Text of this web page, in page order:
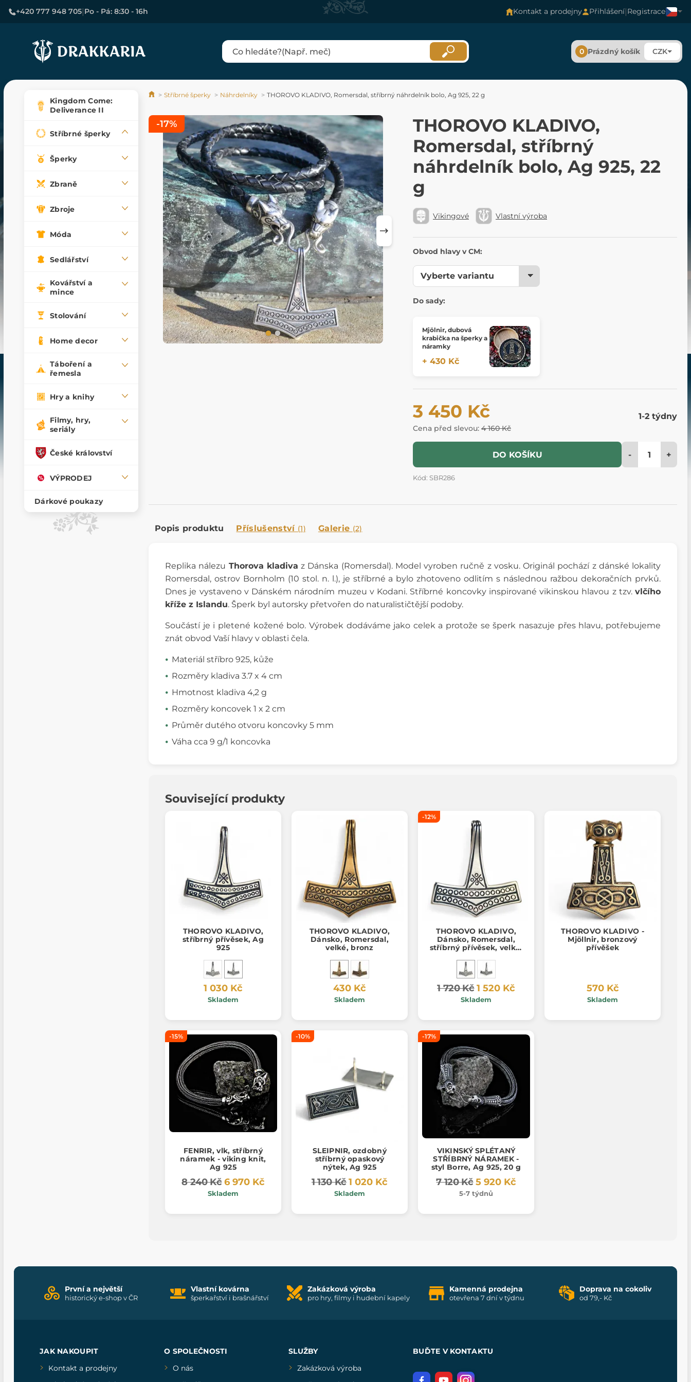
+420 777 948 705|Po - Pá: 8:30 - 16h Kontakt a prodejny Přihlášení|Registrace
0 Prázdný košík CZK
Kingdom Come:
Deliverance II
Stříbrné šperky
Šperky
Zbraně
Zbroje
Móda
Sedlářství
Kovářství a
mince
Stolování
Home decor
Táboření a
řemesla
Hry a knihy
Filmy, hry,
seriály
České království
VÝPRODEJ
Dárkové poukazy
Stříbrné šperky Náhrdelníky THOROVO KLADIVO, Romersdal, stříbrný náhrdelník bolo, Ag 925, 22 g
THOROVO KLADIVO,
Romersdal, stříbrný
náhrdelník bolo, Ag 925, 22
g
Vikingové Vlastní výroba
Obvod hlavy v CM:
Do sady:
Mjölnir, dubová
krabička na šperky a
náramky
+ 430 Kč
3 450 Kč
Cena před slevou: 4 160 Kč
1-2 týdny
DO KOŠÍKU - +
Kód: SBR286
-17%
Popis produktu Příslušenství (1) Galerie (2)
Replika nálezu Thorova kladiva z Dánska (Romersdal). Model vyroben ručně z vosku. Originál pochází z dánské lokality
Romersdal, ostrov Bornholm (10 stol. n. l.), je stříbrné a bylo zhotoveno odlitím s následnou ražbou dekoračních prvků.
Dnes je vystaveno v Dánském národním muzeu v Kodani. Stříbrné koncovky inspirované vikinskou hlavou z tzv. vlčího
kříže z Islandu. Šperk byl autorsky přetvořen do naturalističtější podoby.
Součástí je i pletené kožené bolo. Výrobek dodáváme jako celek a protože se šperk nasazuje přes hlavu, potřebujeme
znát obvod Vaší hlavy v oblasti čela.
Materiál stříbro 925, kůže
Rozměry kladiva 3.7 x 4 cm
Hmotnost kladiva 4,2 g
Rozměry koncovek 1 x 2 cm
Průměr dutého otvoru koncovky 5 mm
Váha cca 9 g/1 koncovka
Související produkty
THOROVO KLADIVO,
stříbrný přívěsek, Ag
925
1 030 Kč
Skladem
THOROVO KLADIVO,
Dánsko, Romersdal,
velké, bronz
430 Kč
Skladem
-12%
THOROVO KLADIVO,
Dánsko, Romersdal,
stříbrný přívěsek, velké,
1 720 Kč 1 520 Kč
Skladem
THOROVO KLADIVO -
Mjöllnir, bronzový
přívěšek
570 Kč
Skladem
-15%
FENRIR, vlk, stříbrný
náramek - viking knit,
Ag 925
8 240 Kč 6 970 Kč
Skladem
-10%
SLEIPNIR, ozdobný
stříbrný opaskový
nýtek, Ag 925
1 130 Kč1 020 Kč
Skladem
-17%
VIKINSKÝ SPLÉTANÝ
STŘÍBRNÝ NÁRAMEK -
styl Borre, Ag 925, 20 g
7 120 Kč 5 920 Kč
5-7 týdnů
První a největší
historický e-shop v ČR
Vlastní kovárna
šperkařství i brašnářství
Zakázková výroba
pro hry, filmy i hudební kapely
Kamenná prodejna
otevřena 7 dní v týdnu
Doprava na cokoliv
od 79,- Kč
JAK NAKOUPIT
Kontakt a prodejny
O SPOLEČNOSTI
O nás
SLUŽBY
Zakázková výroba
BUĎTE V KONTAKTU